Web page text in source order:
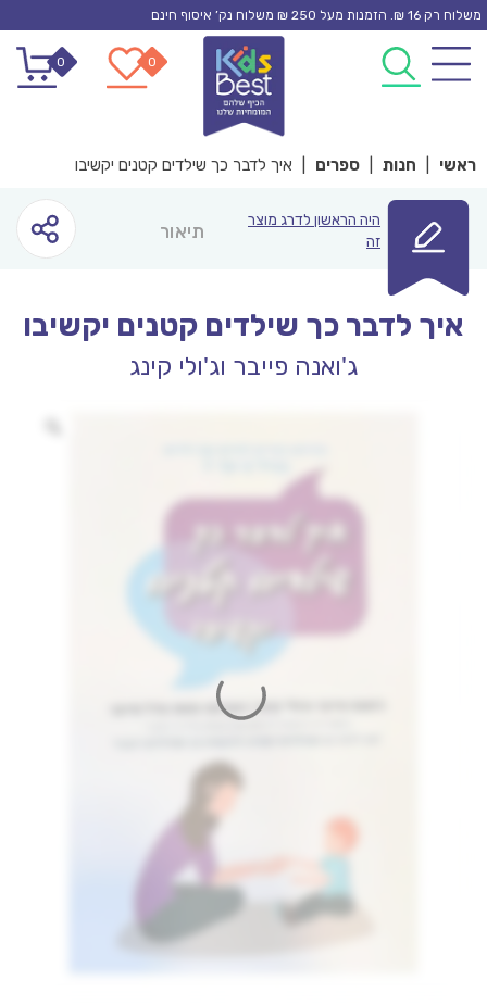
Skip
content
משלוח רק 16 ₪. הזמנות מעל 250 ₪ משלוח נק’ איסוף חינם
0
0
ראשי חנות ספרים איך לדבר כך שילדים קטנים יקשיבו
היה הראשון לדרג מוצר
זה
תיאור
איך לדבר כך שילדים קטנים יקשיבו
ג'ואנה פייבר וג'ולי קינג